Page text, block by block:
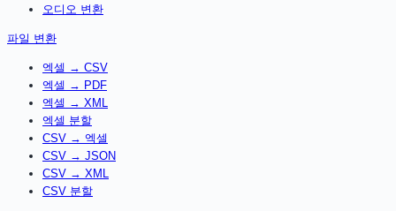
오디오 변환
파일 변환
엑셀 → CSV
엑셀 → PDF
엑셀 → XML
엑셀 분할
CSV → 엑셀
CSV → JSON
CSV → XML
CSV 분할